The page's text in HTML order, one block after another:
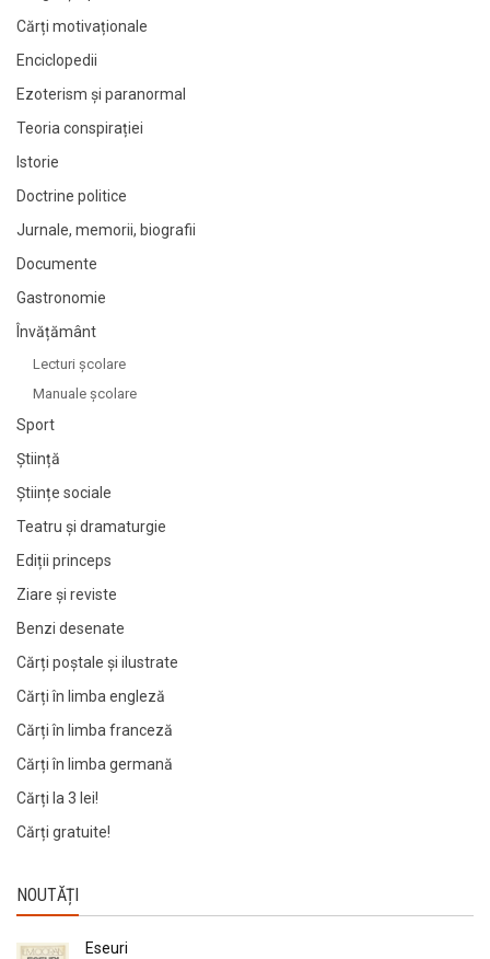
Cărți motivaționale
Enciclopedii
Ezoterism și paranormal
Teoria conspirației
Istorie
Doctrine politice
Jurnale, memorii, biografii
Documente
Gastronomie
Învățământ
Lecturi şcolare
Manuale şcolare
Sport
Știință
Științe sociale
Teatru și dramaturgie
Ediții princeps
Ziare şi reviste
Benzi desenate
Cărți poștale și ilustrate
Cărți în limba engleză
Cărți în limba franceză
Cărți în limba germană
Cărți la 3 lei!
Cărți gratuite!
NOUTĂȚI
Eseuri